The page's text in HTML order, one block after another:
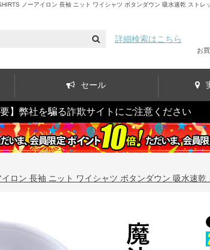
ノーアイロン 長袖 ニット ワイシャツ ボタンダウン 吸水速乾 ストレ
詳細検索はこちら
お
セール
要】弊社を騙る詐欺サイトにご注意ください
ロン 長袖 ニット ワイシャツ ボタンダウン 吸水速